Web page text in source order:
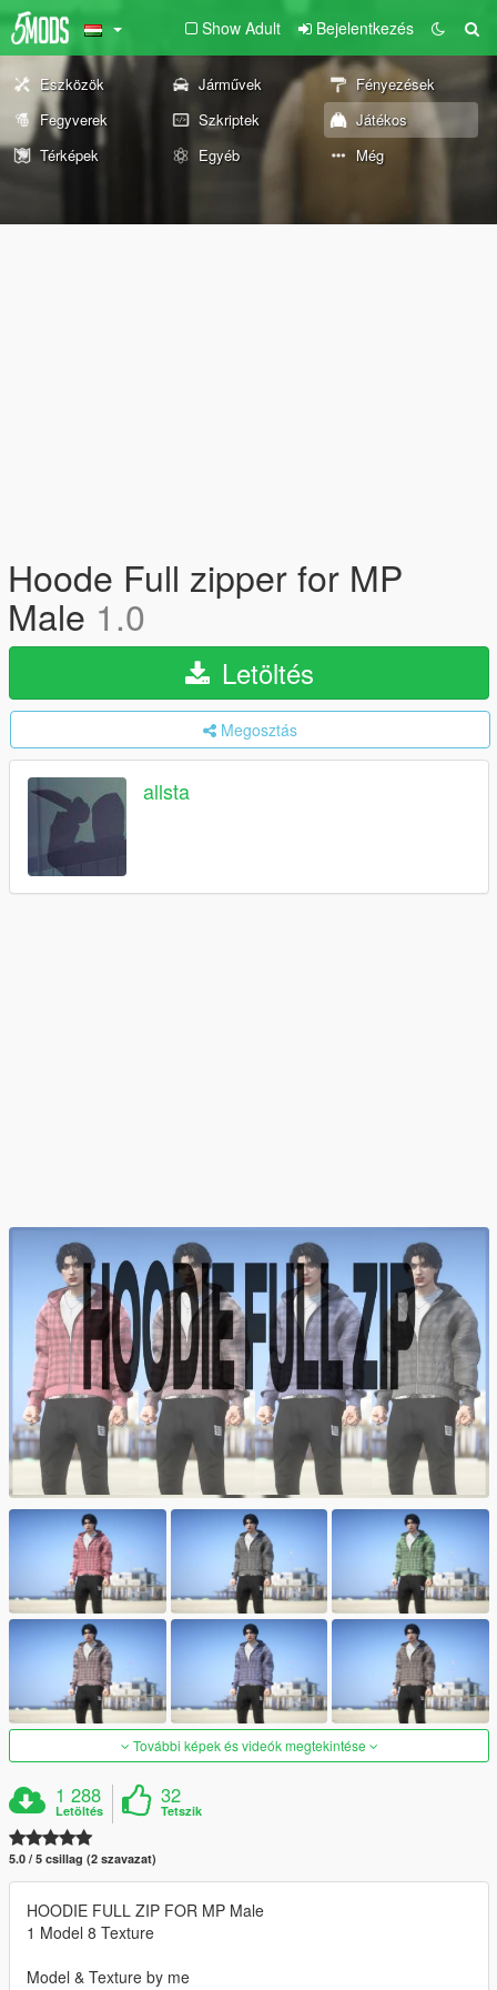
Show Adult Bejelentkezés
Eszközök Járművek
Fényezések
Fegyverek
Szkriptek
Játékos
Térképek
Egyéb Még
Hoode Full zipper for MP
Male 1.0
Letöltés
Megosztás
allsta
További képek és videók megtekintése
1 288
Letöltés
32
Tetszik
5.0 / 5 csillag (2 szavazat)
HOODIE FULL ZIP FOR MP Male
1 Model 8 Texture
Model & Texture by me